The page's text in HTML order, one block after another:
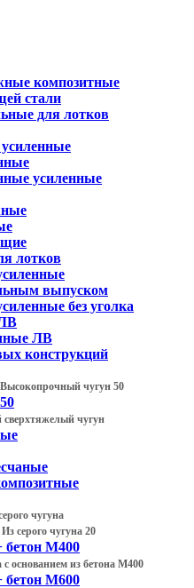
композитные
стали
для лотков
усиленные
лотков
выпуском
без уголка
ЛВ
конструкций
Высокопрочный чугун 50
чугун
чугуна
Из серого чугуна 20
М400
с основанием из бетона М400
М600